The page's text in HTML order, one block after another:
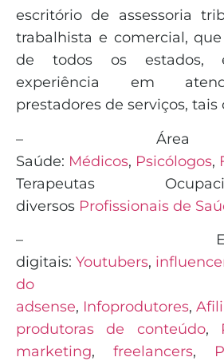
escritório de assessoria
trabalhista e comercial,
de todos os estados,
experiência em
prestadores de serviços, tais
–
Saúde: Médicos, Psicólogos,
Terapeutas
diversos Profissionais de
–
digitais: Youtubers,
do
adsense, Infoprodutores,
produtoras de conteúdo,
marketing, freelancers,